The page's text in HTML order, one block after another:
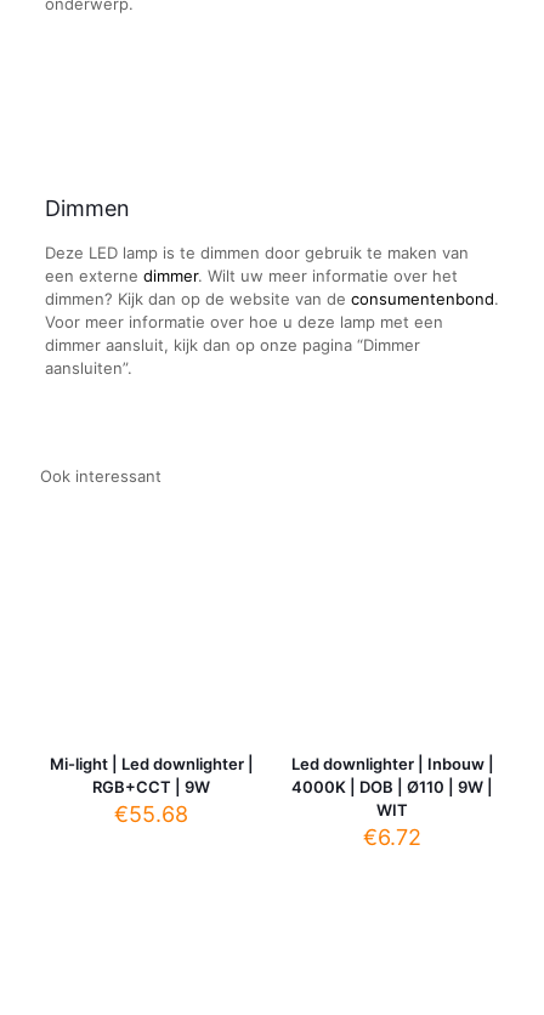
Dimmen
Deze LED lamp is te dimmen door gebruik te maken van
een externe dimmer. Wilt uw meer informatie over het
dimmen? Kijk dan op de website van de consumentenbond.
Voor meer informatie over hoe u deze lamp met een
dimmer aansluit, kijk dan op onze pagina “Dimmer
aansluiten”.
Ook interessant
Mi-light | Led downlighter |
RGB+CCT | 9W
€55.68
Led downlighter | Inbouw |
4000K | DOB | Ø110 | 9W |
WIT
€6.72